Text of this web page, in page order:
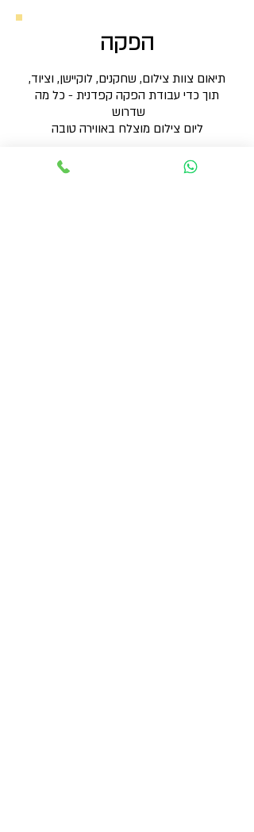
הפקה
תיאום צוות צילום, שחקנים, לוקיישן, וציוד,
תוך כדי עבודת הפקה קפדנית - כל מה
שדרוש
ליום צילום מוצלח באווירה טובה